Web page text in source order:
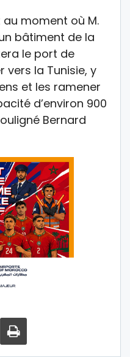
moment où M.
bâtiment de la
le port de
vers la Tunisie, y
et les ramener
d’environ 900
Bernard